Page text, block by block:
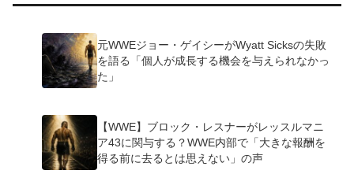
元WWEジョー・ゲイシーがWyatt Sicksの失敗
を語る「個人が成長する機会を与えられなかっ
た」
【WWE】ブロック・レスナーがレッスルマニ
ア43に関与する？WWE内部で「大きな報酬を
得る前に去るとは思えない」の声